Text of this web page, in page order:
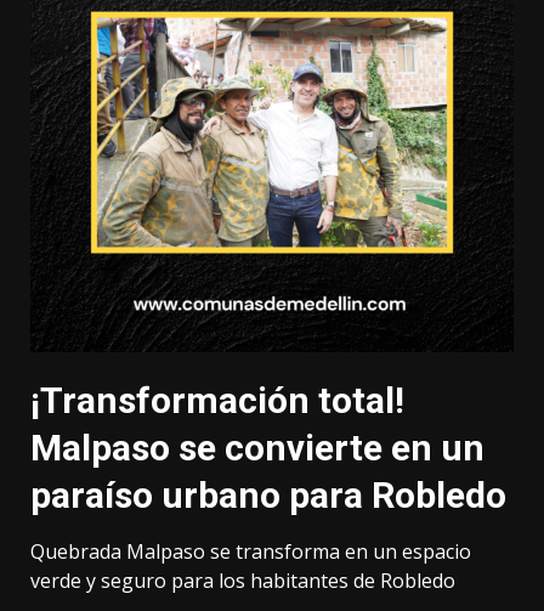
¡Transformación total!
Malpaso se convierte en un
paraíso urbano para Robledo
Quebrada Malpaso se transforma en un espacio
verde y seguro para los habitantes de Robledo